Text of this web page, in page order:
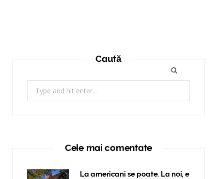
Caută
for:
Cele mai comentate
La americani se poate. La noi, e